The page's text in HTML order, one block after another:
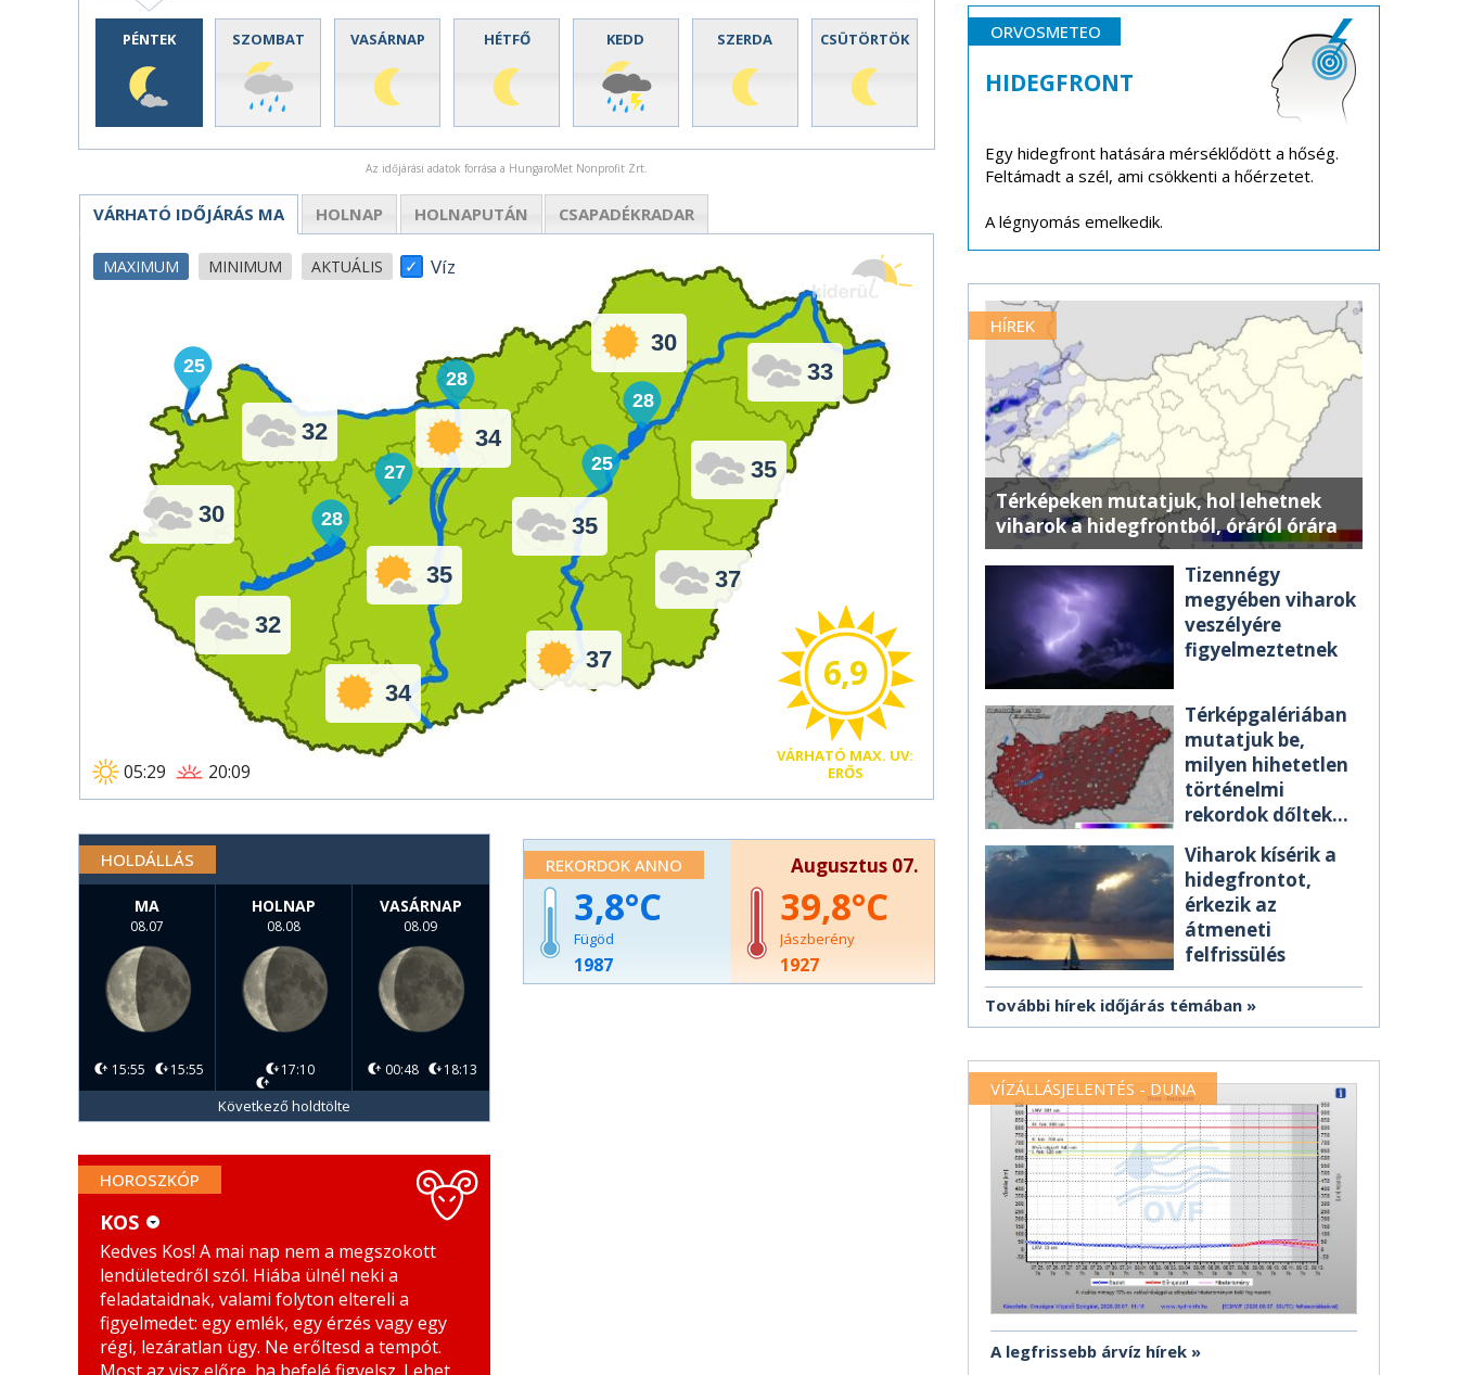
PÉNTEK SZOMBAT VASÁRNAP HÉTFŐ KEDD SZERDA CSÜTÖRTÖK
Az időjárási adatok forrása a HungaroMet Nonprofit Zrt.
VÁRHATÓ IDŐJÁRÁS MA HOLNAP HOLNAPUTÁN CSAPADÉKRADAR
32
30
32
35
34
37
35
34
30
37
35
33
28
28
27
25
25
28
05:29 20:09
6,9
VÁRHATÓ MAX. UV:
ERŐS
Víz
MAXIMUM MINIMUM AKTUÁLIS
HOLDÁLLÁS
MA
08.07
15:55 15:55
HOLNAP
08.08
17:10
VASÁRNAP
08.09
00:48 18:13
Következő holdtölte
HOROSZKÓP
KOS
BIKA
IKREK
MÉRLEG
SKORPIÓ
NYILAS
KOS
Kedves Kos! A mai nap nem a megszokott
lendületedről szól. Hiába ülnél neki a
feladataidnak, valami folyton eltereli a
figyelmedet: egy emlék, egy érzés vagy egy
régi, lezáratlan ügy. Ne erőltesd a tempót.
REKORDOK ANNO Augusztus 07.
3,8
Fügöd
1987
39,8
Jászberény
1927
ORVOSMETEO
HIDEGFRONT
Egy hidegfront hatására mérséklődött a hőség.
Feltámadt a szél, ami csökkenti a hőérzetet.
A légnyomás emelkedik.
HÍREK
Térképeken mutatjuk, hol lehetnek
viharok a hidegfrontból, óráról órára
Tizennégy
megyében viharok
veszélyére
figyelmeztetnek
Térképgalériában
mutatjuk be,
milyen hihetetlen
történelmi
rekordok dőltek
Viharok kísérik a
hidegfrontot,
érkezik az
átmeneti
felfrissülés
További hírek időjárás témában
VÍZÁLLÁSJELENTÉS - DUNA
A legfrissebb árvíz hírek